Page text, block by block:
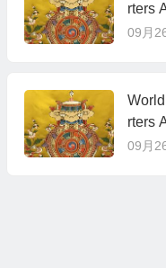
rters
o
09月
rters
09月